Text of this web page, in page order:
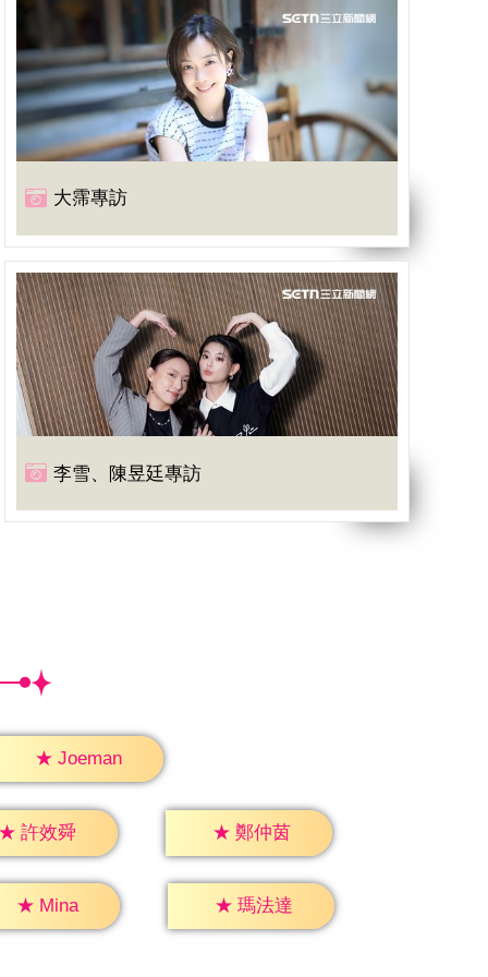
大霈專訪
李雪、陳昱廷專訪
★ Joeman
許效舜 ★ 鄭仲茵
★ Mina ★ 瑪法達